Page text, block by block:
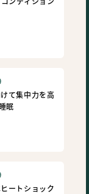
て集中力を高
眠
ートショック